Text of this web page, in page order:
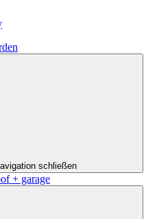
schließen
+ garage